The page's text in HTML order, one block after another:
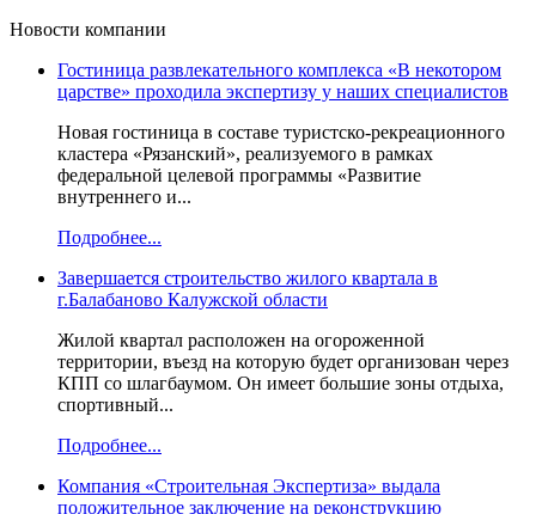
Новости компании
Гостиница развлекательного комплекса «В некотором
царстве» проходила экспертизу у наших специалистов
Новая гостиница в составе туристско-рекреационного
кластера «Рязанский», реализуемого в рамках
федеральной целевой программы «Развитие
внутреннего и...
Подробнее...
Завершается строительство жилого квартала в
г.Балабаново Калужской области
Жилой квартал расположен на огороженной
территории, въезд на которую будет организован через
КПП со шлагбаумом. Он имеет большие зоны отдыха,
спортивный...
Подробнее...
Компания «Строительная Экспертиза» выдала
положительное заключение на реконструкцию